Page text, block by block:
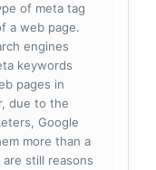
of meta tag
a web page.
engines
keywords
pages in
due to the
Google
more than a
still reasons